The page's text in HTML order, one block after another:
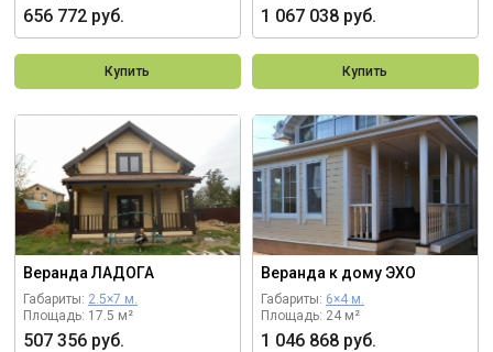
656 772 руб.
Купить
1 067 038 руб.
Купить
Веранда ЛАДОГА
Габариты: 2.5×7 м.
Площадь: 17.5 м²
507 356 руб.
Веранда к дому ЭХО
Габариты: 6×4 м.
Площадь: 24 м²
1 046 868 руб.